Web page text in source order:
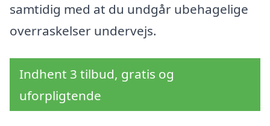
samtidig med at du undgår ubehagelige
overraskelser undervejs.
Indhent 3 tilbud, gratis og
uforpligtende